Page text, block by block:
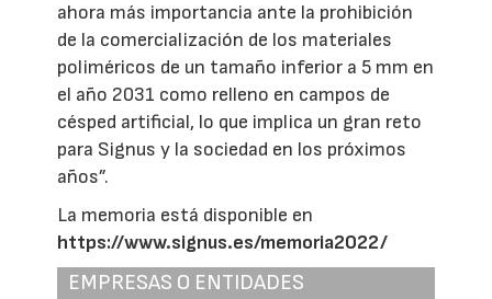
ahora más importancia ante la prohibición
de la comercialización de los materiales
poliméricos de un tamaño inferior a 5 mm en
el año 2031 como relleno en campos de
césped artificial, lo que implica un gran reto
para Signus y la sociedad en los próximos
años”.
La memoria está disponible en
https://www.signus.es/memoria2022/
EMPRESAS O ENTIDADES